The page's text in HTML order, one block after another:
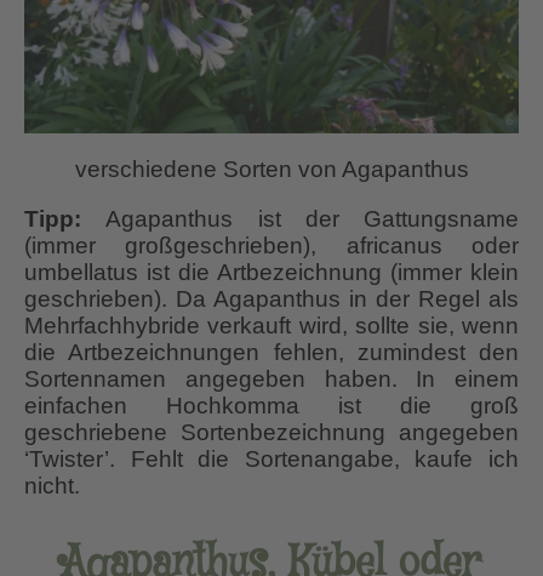
verschiedene Sorten von Agapanthus
Tipp:Agapanthus ist der Gattungsname
(immer großgeschrieben), africanus oder
umbellatus ist die Artbezeichnung (immer klein
geschrieben). Da Agapanthus in der Regel als
Mehrfachhybride verkauft wird, sollte sie, wenn
die Artbezeichnungen fehlen, zumindest den
Sortennamen angegeben haben. In einem
einfachen Hochkomma ist die groß
geschriebene Sortenbezeichnung angegeben
‘Twister’. Fehlt die Sortenangabe, kaufe ich
nicht.
Agapanthus, Kübel oder